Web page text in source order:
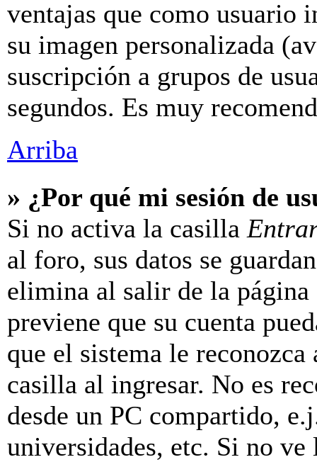
ventajas que como usuario
su imagen personalizada
suscripción a grupos de
segundos. Es muy
Arriba
» ¿Por qué mi sesión de
Si no activa la casilla
al foro, sus datos se
elimina al salir de la
previene que su cuenta
que el sistema le
casilla al ingresar. No es
desde un PC compartido,
universidades, etc. Si no